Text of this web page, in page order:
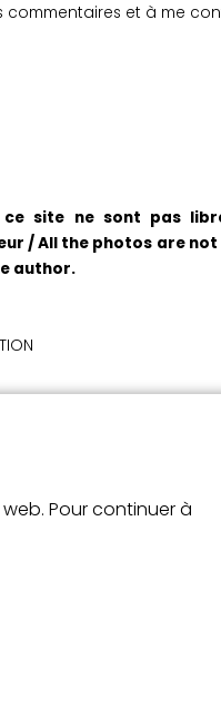
commentaires et à me
ce site ne sont pas
/ All the photos are
author.
Pour continuer à